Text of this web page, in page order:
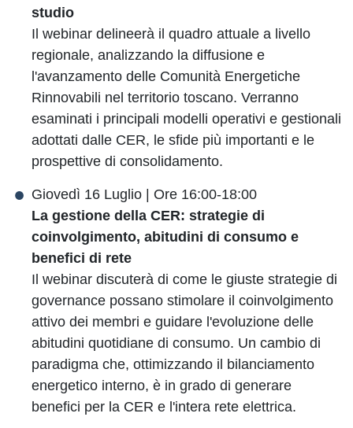
studio
Il webinar delineerà il quadro attuale a livello
regionale, analizzando la diffusione e
l'avanzamento delle Comunità Energetiche
Rinnovabili nel territorio toscano. Verranno
esaminati i principali modelli operativi e gestionali
adottati dalle CER, le sfide più importanti e le
prospettive di consolidamento.
Giovedì 16 Luglio | Ore 16:00-18:00
La gestione della CER: strategie di
coinvolgimento, abitudini di consumo e
benefici di rete
Il webinar discuterà di come le giuste strategie di
governance possano stimolare il coinvolgimento
attivo dei membri e guidare l'evoluzione delle
abitudini quotidiane di consumo. Un cambio di
paradigma che, ottimizzando il bilanciamento
energetico interno, è in grado di generare
benefici per la CER e l'intera rete elettrica.